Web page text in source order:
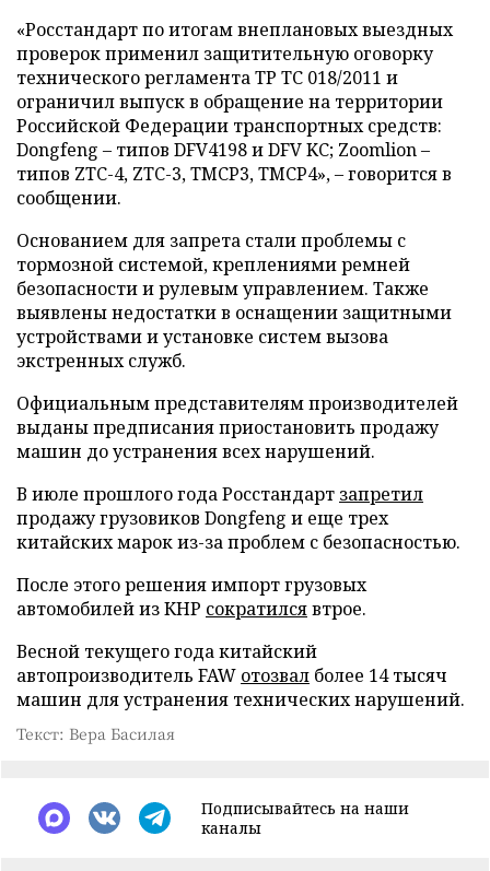
«Росстандарт по итогам внеплановых выездных
проверок применил защитительную оговорку
технического регламента ТР ТС 018/2011 и
ограничил выпуск в обращение на территории
Российской Федерации транспортных средств:
Dongfeng – типов DFV4198 и DFV KC; Zoomlion –
типов ZTC-4, ZTC-3, TMCP3, TMCP4», – говорится в
сообщении.
Основанием для запрета стали проблемы с
тормозной системой, креплениями ремней
безопасности и рулевым управлением. Также
выявлены недостатки в оснащении защитными
устройствами и установке систем вызова
экстренных служб.
Официальным представителям производителей
выданы предписания приостановить продажу
машин до устранения всех нарушений.
В июле прошлого года Росстандарт запретил
продажу грузовиков Dongfeng и еще трех
китайских марок из-за проблем с безопасностью.
После этого решения импорт грузовых
автомобилей из КНР сократилсявтрое.
Весной текущего года китайский
автопроизводитель FAW отозвал более 14 тысяч
машин для устранения технических нарушений.
Текст: Вера Басилая
Подписывайтесь на наши
каналы